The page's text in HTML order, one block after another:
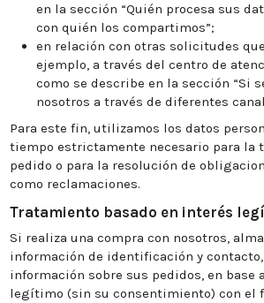
en la sección “Quién procesa sus
con quién los compartimos”;
en relación con otras solicitudes
ejemplo, a través del centro de
como se describe en la sección “Si
nosotros a través de diferentes
Para este fin, utilizamos los datos
tiempo estrictamente necesario para la
pedido o para la resolución de
como reclamaciones.
Tratamiento basado en interés
Si realiza una compra con nosotros,
información de identificación y
información sobre sus pedidos, en base
legítimo (sin su consentimiento) con el